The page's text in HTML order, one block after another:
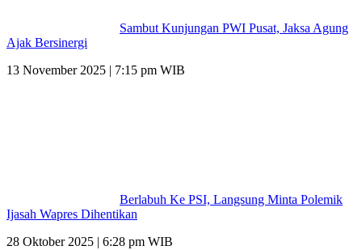
Sambut Kunjungan PWI Pusat, Jaksa Agung
Ajak Bersinergi
13 November 2025 | 7:15 pm WIB
Berlabuh Ke PSI, Langsung Minta Polemik
Ijasah Wapres Dihentikan
28 Oktober 2025 | 6:28 pm WIB